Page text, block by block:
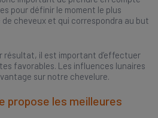
pour définir le moment le plus
cheveux et qui correspondra au but
résultat, il est important d’effectuer
favorables. Les influences lunaires
sur notre chevelure.
propose les meilleures